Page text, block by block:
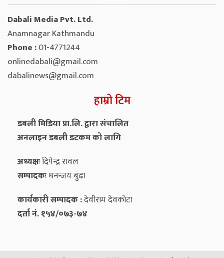
Dabali Media Pvt. Ltd.
Anamnagar Kathmandu
Phone :01-4771244
onlinedabali@gmail.com
dabalinews@gmail.com
हाम्रो टिम
डबली मिडिया प्रा.लि. द्वारा संचालित
अनलाइन डबली डटकम को लागि
अध्यक्षःदिपेन्द्र रावल
सम्पादकःधनन्‍जय बुढा
कार्यकारी सम्पादक :देवीराम देवकोटा
दर्ता नं. १५४/०७३-७४